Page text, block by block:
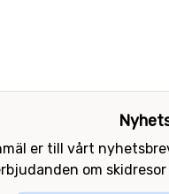
er till vårt
om